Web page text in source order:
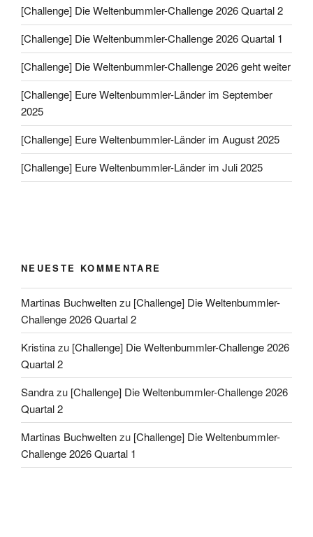
[Challenge] Die Weltenbummler-Challenge 2026 Quartal 2
[Challenge] Die Weltenbummler-Challenge 2026 Quartal 1
[Challenge] Die Weltenbummler-Challenge 2026 geht weiter
[Challenge] Eure Weltenbummler-Länder im September
2025
[Challenge] Eure Weltenbummler-Länder im August 2025
[Challenge] Eure Weltenbummler-Länder im Juli 2025
NEUESTE KOMMENTARE
Martinas Buchweltenzu [Challenge] Die Weltenbummler-
Challenge 2026 Quartal 2
Kristinazu [Challenge] Die Weltenbummler-Challenge 2026
Quartal 2
Sandrazu [Challenge] Die Weltenbummler-Challenge 2026
Quartal 2
Martinas Buchweltenzu [Challenge] Die Weltenbummler-
Challenge 2026 Quartal 1